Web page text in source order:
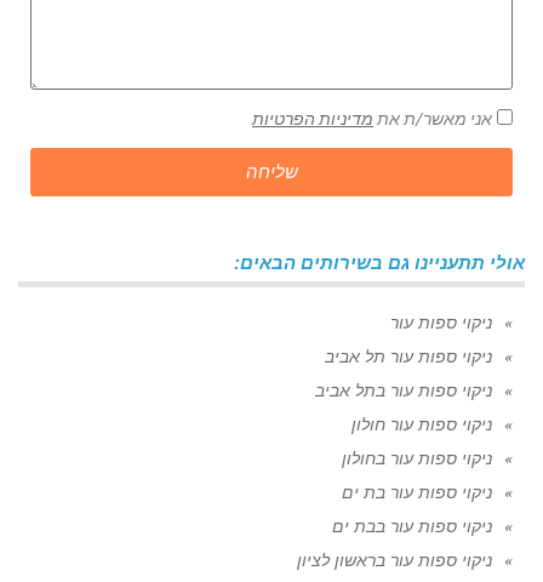
אני מאשר/ת את מדיניות הפרטיות
שליחה
אולי תתעניינו גם בשירותים הבאים:
ניקוי ספות עור
ניקוי ספות עור תל אביב
ניקוי ספות עור בתל אביב
ניקוי ספות עור חולון
ניקוי ספות עור בחולון
ניקוי ספות עור בת ים
ניקוי ספות עור בבת ים
ניקוי ספות עור בראשון לציון